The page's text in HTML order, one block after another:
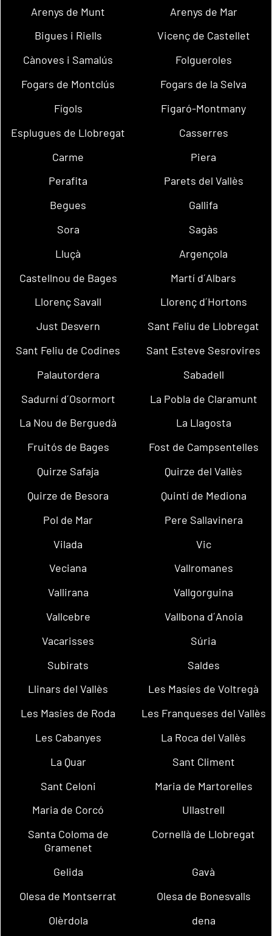
Arenys de Munt
Arenys de Mar
Bigues i Riells
Vicenç de Castellet
Cànoves i Samalús
Folgueroles
Fogars de Montclús
Fogars de la Selva
Fígols
Figaró-Montmany
Esplugues de Llobregat
Casserres
Carme
Piera
Perafita
Parets del Vallès
Begues
Gallifa
Sora
Sagàs
Lluçà
Argençola
Castellnou de Bages
Martí d´Albars
Llorenç Savall
Llorenç d´Hortons
Just Desvern
Sant Feliu de Llobregat
Sant Feliu de Codines
Sant Esteve Sesrovires
Palautordera
Sabadell
Sadurní d´Osormort
La Pobla de Claramunt
La Nou de Berguedà
La Llagosta
Fruitós de Bages
Fost de Campsentelles
Quirze Safaja
Quirze del Vallès
Quirze de Besora
Quintí de Mediona
Pol de Mar
Pere Sallavinera
Vilada
Vic
Veciana
Vallromanes
Vallirana
Vallgorguina
Vallcebre
Vallbona d´Anoia
Vacarisses
Súria
Subirats
Saldes
Llinars del Vallès
Les Masíes de Voltregà
Les Masies de Roda
Les Franqueses del Vallès
Les Cabanyes
La Roca del Vallès
La Quar
Sant Climent
Sant Celoni
Maria de Martorelles
Maria de Corcó
Ullastrell
Santa Coloma de
Gramenet
Cornellà de Llobregat
Gelida
Gavà
Olesa de Montserrat
Olesa de Bonesvalls
Olèrdola
dena